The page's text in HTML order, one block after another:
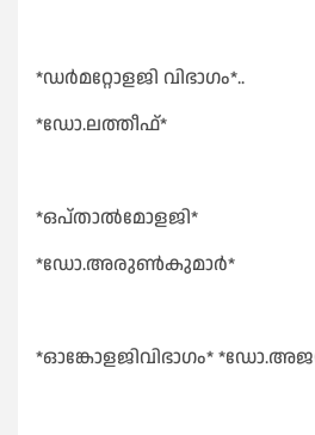
*ഡർമറ്റോളജി വിഭാഗം*..
*ഡോ.ലത്തീഫ്*
*ഒപ്താൽമോളജി*
*ഡോ.അരുൺകുമാർ*
*ഓങ്കോളജിവിഭാഗം*